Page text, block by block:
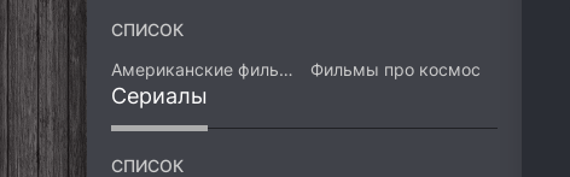
СПИСОК
Американские фильмы
Фильмы про космос
Сериалы
СПИСОК